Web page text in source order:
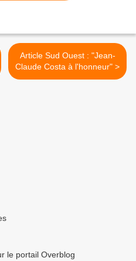
Article Sud Ouest : "Jean-
Claude Costa à l'honneur" >
le portail Overblog